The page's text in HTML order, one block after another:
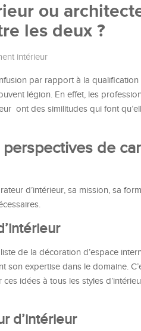
ou
les deux ?
intérieur
par rapport à la
légion. En effet, les
ont des similitudes qui font
de
d’intérieur, sa mission, sa
de la décoration d’espace
son expertise dans le domaine.
idées à tous les styles
d’intérieur